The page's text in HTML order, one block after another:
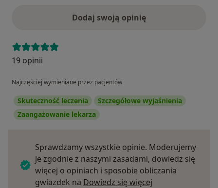
Dodaj swoją opinię
19 opinii
Najczęściej wymieniane przez pacjentów
Skuteczność leczenia
Szczegółowe wyjaśnienia
Zaangażowanie lekarza
Sprawdzamy wszystkie opinie. Moderujemy
je zgodnie z naszymi zasadami, dowiedz się
więcej o opiniach i sposobie obliczania
gwiazdek na Dowiedz się więcej